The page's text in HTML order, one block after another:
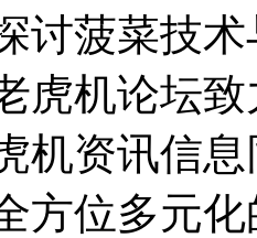
讨菠菜技
虎机论坛
机资讯信
方位多元